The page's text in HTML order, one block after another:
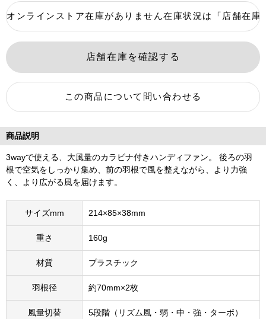
商品説明
3wayで使える、大風量のカラビナ付きハンディファン。 後ろの羽
根で空気をしっかり集め、前の羽根で風を整えながら、より力強
く、より広がる風を届けます。
サイズmm 214×85×38mm
重さ 160g
材質 プラスチック
羽根径 約70mm×2枚
風量切替 5段階（リズム風・弱・中・強・ターボ）